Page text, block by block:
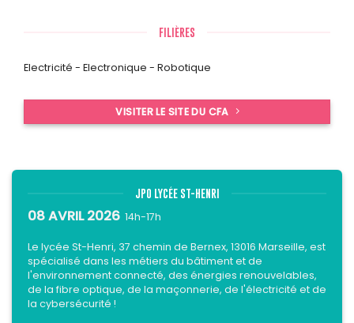
FILIÈRES
Electricité - Electronique - Robotique
VISITER LE SITE DU CFA
JPO LYCÉE ST-HENRI
08 AVRIL 2026 14h-17h
Le lycée St-Henri, 37 chemin de Bernex, 13016 Marseille, est
spécialisé dans les métiers du bâtiment et de
l'environnement connecté, des énergies renouvelables,
de la fibre optique, de la maçonnerie, de l'électricité et de
la cybersécurité !